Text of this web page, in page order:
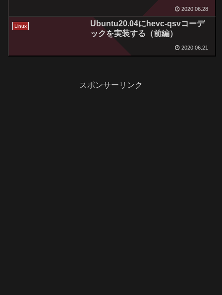
2020.06.28
Linux
Ubuntu20.04にhevc-qsvコーデ
ックを実装する（前編）
2020.06.21
スポンサーリンク